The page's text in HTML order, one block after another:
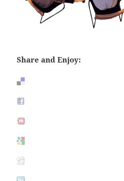
Share and Enjoy: